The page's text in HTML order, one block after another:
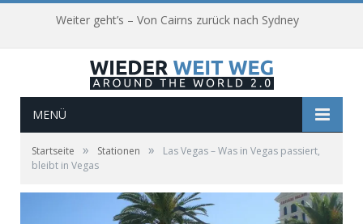
Weiter geht’s – Von Cairns zurück nach Sydney
MENÜ
Startseite » Stationen »
Las Vegas – Was in Vegas passiert,
bleibt in Vegas